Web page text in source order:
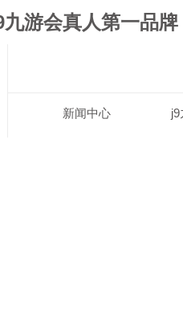
游会真人第一品牌
新闻中心